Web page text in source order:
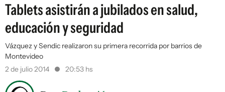
Tablets asistirán a jubilados en salud,
educación y seguridad
Vázquez y Sendic realizaron su primera recorrida por barrios de
Montevideo
2 de julio 2014
20:53 hs